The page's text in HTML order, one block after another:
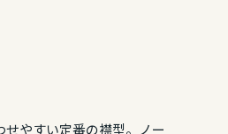
やすい定番の襟型。ノー